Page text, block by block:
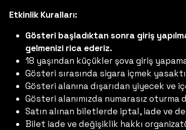
Etkinlik Kuralları:
Gösteri başladıktan sonra giriş
gelmenizi rica ederiz.
18 yaşından küçükler şova giriş
Gösteri sırasında sigara içmek
Gösteri alanına dışarıdan yiyecek ve
Gösteri alanımızda numarasız oturma
Satın alınan biletlerde iptal, iade ve
Bilet iade ve değişiklik hakkı